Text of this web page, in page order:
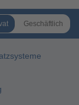
Geschäftlich